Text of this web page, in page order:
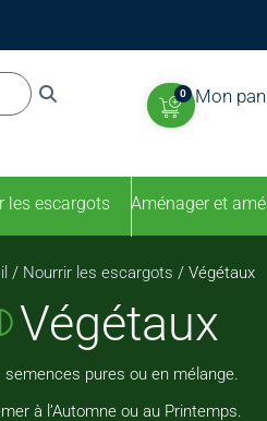
0 Mon
les escargots Aménager et
/ Nourrir les escargots / Végétaux
Végétaux
semences pures ou en mélange.
à l’Automne ou au Printemps.